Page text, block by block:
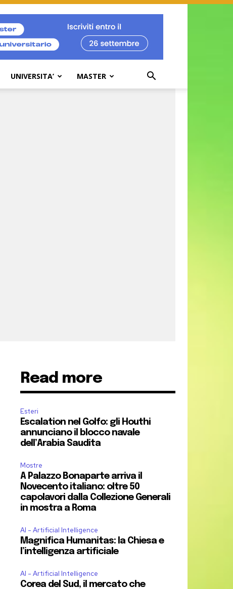
UNIVERSITA’ MASTER
Read more
Esteri
Escalation nel Golfo: gli Houthi
annunciano il blocco navale
dell’Arabia Saudita
Mostre
A Palazzo Bonaparte arriva il
Novecento italiano: oltre 50
capolavori dalla Collezione Generali
in mostra a Roma
AI - Artificial Intelligence
Magnifica Humanitas: la Chiesa e
l’intelligenza artificiale
AI - Artificial Intelligence
Corea del Sud, il mercato che